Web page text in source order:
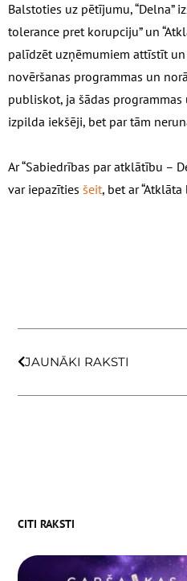
Balstoties uz pētījumu, “Delna”
tolerance pret korupciju” un
palīdzēt uzņēmumiem attīstīt
novēršanas programmas un
publiskot, ja šādas
izpilda iekšēji, bet par tām
Ar “Sabiedrības par atklātību –
var iepazīties šeit, bet ar
JAUNĀKI RAKSTI
CITI RAKSTI